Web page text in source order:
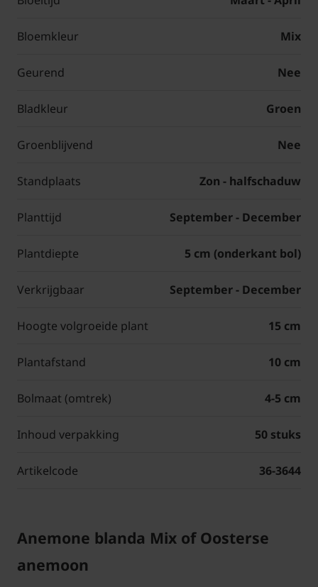
Bloemkleur Mix
Geurend Nee
Bladkleur Groen
Groenblijvend Nee
Standplaats Zon - halfschaduw
Planttijd September - December
Plantdiepte 5 cm (onderkant bol)
Verkrijgbaar September - December
Hoogte volgroeide plant 15 cm
Plantafstand 10 cm
Bolmaat (omtrek) 4-5 cm
Inhoud verpakking 50 stuks
Artikelcode 36-3644
Anemone blanda Mix of Oosterse
anemoon